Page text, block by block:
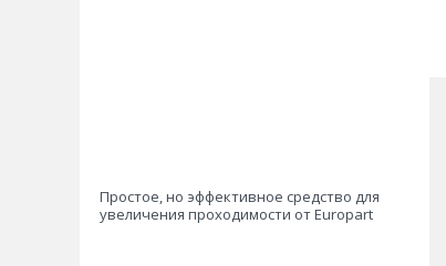
Простое, но эффективное средство для
увеличения проходимости от Europart